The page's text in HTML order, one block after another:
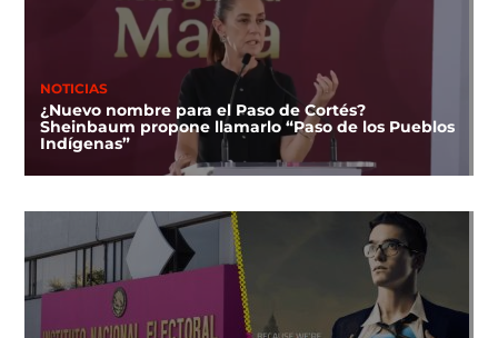
NOTICIAS
¿Nuevo nombre para el Paso de Cortés?
Sheinbaum propone llamarlo “Paso de los Pueblos
Indígenas”